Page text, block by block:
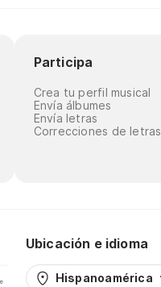
Participa
Crea tu perfil musical
Envía álbumes
Envía letras
Correcciones de letras
Ubicación e idioma
Hispanoamérica